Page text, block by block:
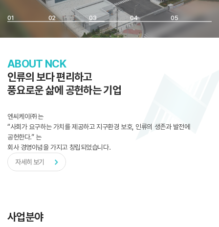
01 02 03 04 05
ABOUT NCK
인류의 보다 편리하고
풍요로운 삶에 공헌하는 기업
엔씨케이㈜는
“사회가 요구하는 가치를 제공하고 지구환경 보호, 인류의 생존과 발전에
공헌한다.” 는
회사 경영이념을 가지고 창립되었습니다.
자세히 보기
사업분야